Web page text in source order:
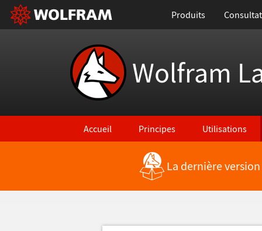
Produits
Wolfram
Accueil Principes Utilisations
La dernière